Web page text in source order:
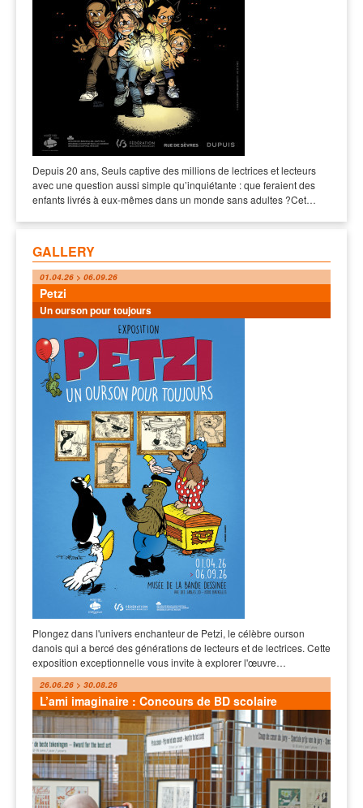
Depuis 20 ans, Seuls captive des millions de lectrices et lecteurs
avec une question aussi simple qu’inquiétante : que feraient des
enfants livrés à eux-mêmes dans un monde sans adultes ?Cet…
GALLERY
01.04.26 > 06.09.26
Petzi
Un ourson pour toujours
Plongez dans l'univers enchanteur de Petzi, le célèbre ourson
danois qui a bercé des générations de lecteurs et de lectrices. Cette
exposition exceptionnelle vous invite à explorer l'œuvre…
26.06.26 > 30.08.26
L’ami imaginaire : Concours de BD scolaire